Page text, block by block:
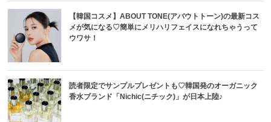
【韓国コスメ】ABOUT TONE(アバウトトーン)の最新コス
メが気になる♡簡単にメリハリフェイスになれちゃうって
ウワサ！
読者限定でサンプルプレゼントも♡韓国発のオーガニック
香水ブランド「Nichic(ニチック)」が日本上陸♪